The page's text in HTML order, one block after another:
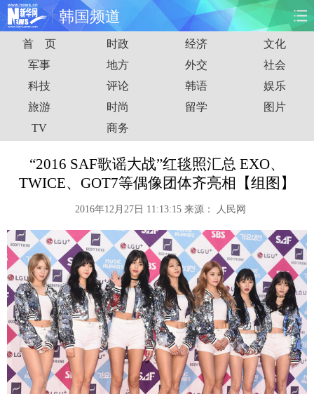
韩国频道
首页 时政 国际 财经
娱乐 体育 人事 教育
时尚 思客
港澳 台湾 华人 汽车
能源 房产 公司
图片 视频 彩票 食品
旅游 健康 信息化 数据
金融 公益 军事 无人机
富媒体 摄影 新华广播
新华电视中文 新华电视英文 返回PC
首 页 时政 经济
文化
军事
地方 外交
社会
科技
评论 韩语
娱乐
旅游
时尚 留学
图片
TV
商务
“2016 SAF歌谣大战”红毯照汇总 EXO、
TWICE、GOT7等偶像团体齐亮相【组图】
2016年12月27日 11:13:15 来源： 人民网